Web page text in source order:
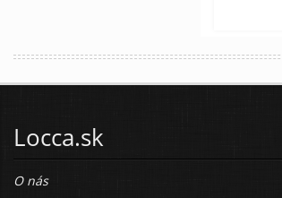
Locca.sk
O nás